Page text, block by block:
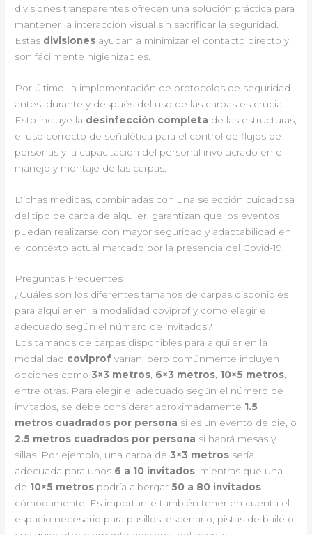
divisiones transparentes ofrecen una solución práctica para
mantener la interacción visual sin sacrificar la seguridad.
Estas divisiones ayudan a minimizar el contacto directo y
son fácilmente higienizables.
Por último, la implementación de protocolos de seguridad
antes, durante y después del uso de las carpas es crucial.
Esto incluye la desinfección completa de las estructuras,
el uso correcto de señalética para el control de flujos de
personas y la capacitación del personal involucrado en el
manejo y montaje de las carpas.
Dichas medidas, combinadas con una selección cuidadosa
del tipo de carpa de alquiler, garantizan que los eventos
puedan realizarse con mayor seguridad y adaptabilidad en
el contexto actual marcado por la presencia del Covid-19.
Preguntas Frecuentes
¿Cuáles son los diferentes tamaños de carpas disponibles
para alquiler en la modalidad coviprof y cómo elegir el
adecuado según el número de invitados?
Los tamaños de carpas disponibles para alquiler en la
modalidad coviprof varían, pero comúnmente incluyen
opciones como3×3 metros, 6×3 metros, 10×5 metros,
entre otras. Para elegir el adecuado según el número de
invitados, se debe considerar aproximadamente 1.5
metros cuadrados por persona si es un evento de pie, o
2.5 metros cuadrados por persona si habrá mesas y
sillas. Por ejemplo, una carpa de3×3 metros sería
adecuada para unos 6 a 10 invitados, mientras que una
de 10×5 metros podría albergar 50 a 80 invitados
cómodamente. Es importante también tener en cuenta el
espacio necesario para pasillos, escenario, pistas de baile o